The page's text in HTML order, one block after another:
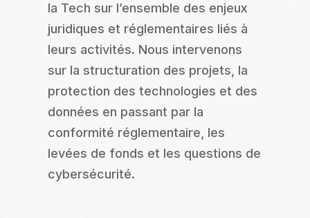
la Tech sur l’ensemble des enjeux
juridiques et réglementaires liés à
leurs activités. Nous intervenons
sur la structuration des projets, la
protection des technologies et des
données en passant par la
conformité réglementaire, les
levées de fonds et les questions de
cybersécurité.